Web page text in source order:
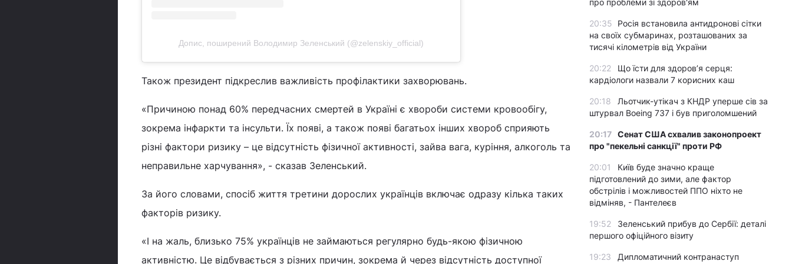
Допис, поширений Володимир Зеленський (@zelenskiy_official)
Також президент підкреслив важливість профілактики захворювань.
«Причиною понад 60% передчасних смертей в Україні є хвороби системи кровообігу,
зокрема інфаркти та інсульти. Їх появі, а також появі багатьох інших хвороб сприяють
різні фактори ризику – це відсутність фізичної активності, зайва вага, куріння, алкоголь та
неправильне харчування», - сказав Зеленський.
За його словами, спосіб життя третини дорослих українців включає одразу кілька таких
факторів ризику.
«І на жаль, близько 75% українців не займаються регулярно будь-якою фізичною
активністю. Це відбувається з різних причин, зокрема й через відсутність доступної
про проблеми зі здоров'ям
20:35
Росія встановила антидронові сітки
на своїх субмаринах, розташованих за
тисячі кілометрів від України
20:22
Що їсти для здоров’я серця:
кардіологи назвали 7 корисних каш
20:18
Льотчик-утікач з КНДР уперше сів за
штурвал Boeing 737 і був приголомшений
20:17 Сенат США схвалив законопроект
про "пекельні санкції" проти РФ
20:01
Київ буде значно краще
підготовлений до зими, але фактор
обстрілів і можливостей ППО ніхто не
відміняв, - Пантелеєв
19:52
Зеленський прибув до Сербії: деталі
першого офіційного візиту
19:23
Дипломатичний контранаступ